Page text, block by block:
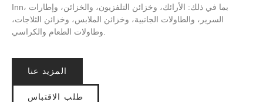
Inn، بما في ذلك: الأرائك، وخزائن التلفزيون، والخزائن، وإطارات
السرير، والطاولات الجانبية، وخزائن الملابس، وخزائن الثلاجات،
المزيد عنا
طلب الاقتباس